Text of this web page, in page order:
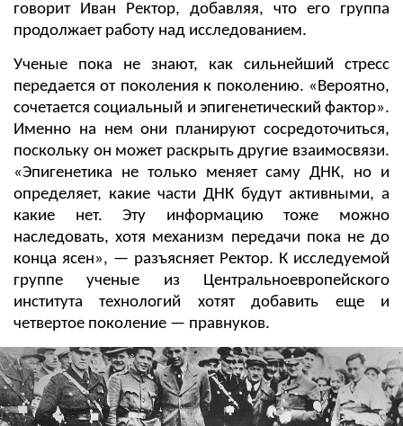
говорит Иван Ректор, добавляя, что его группа
продолжает работу над исследованием.
Ученые пока не знают, как сильнейший стресс
передается от поколения к поколению. «Вероятно,
сочетается социальный и эпигенетический фактор».
Именно на нем они планируют сосредоточиться,
поскольку он может раскрыть другие взаимосвязи.
«Эпигенетика не только меняет саму ДНК, но и
определяет, какие части ДНК будут активными, а
какие нет. Эту информацию тоже можно
наследовать, хотя механизм передачи пока не до
конца ясен», — разъясняет Ректор. К исследуемой
группе ученые из Центральноевропейского
института технологий хотят добавить еще и
четвертое поколение — правнуков.